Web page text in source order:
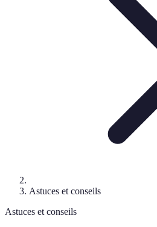
Astuces et conseils
Astuces et conseils